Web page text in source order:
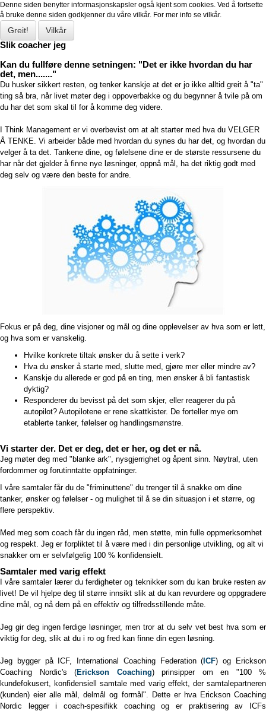
Denne siden benytter informasjonskapsler også kjent som cookies. Ved å fortsette
å bruke denne siden godkjenner du våre vilkår. For mer info se vilkår.
Greit!
Vilkår
Slik coacher jeg
Kan du fullføre denne setningen: "Det er ikke hvordan du har
det, men......."
Du husker sikkert resten, og tenker kanskje at det er jo ikke alltid greit å "ta"
ting så bra, når livet møter deg i oppoverbakke og du begynner å tvile på om
du har det som skal til for å komme deg videre.
I Think Management er vi overbevist om at alt starter med hva du VELGER
Å TENKE. Vi arbeider både med hvordan du synes du har det, og hvordan du
velger å ta det. Tankene dine, og følelsene dine er de største ressursene du
har når det gjelder å finne nye løsninger, oppnå mål, ha det riktig godt med
deg selv og være den beste for andre.
Fokus er på deg, dine visjoner og mål og dine opplevelser av hva som er lett,
og hva som er vanskelig.
Hvilke konkrete tiltak ønsker du å sette i verk?
Hva du ønsker å starte med, slutte med, gjøre mer eller mindre av?
Kanskje du allerede er god på en ting, men ønsker å bli fantastisk
dyktig?
Responderer du bevisst på det som skjer, eller reagerer du på
autopilot? Autopilotene er rene skattkister. De forteller mye om
etablerte tanker, følelser og handlingsmønstre.
Vi starter der. Det er deg, det er her, og det er nå.
Jeg møter deg med "blanke ark", nysgjerrighet og åpent sinn. Nøytral, uten
fordommer og forutinntatte oppfatninger.
I våre samtaler får du de "friminuttene" du trenger til å snakke om dine
tanker, ønsker og følelser - og mulighet til å se din situasjon i et større, og
flere perspektiv.
Med meg som coach får du ingen råd, men støtte, min fulle oppmerksomhet
og respekt. Jeg er forpliktet til å være med i din personlige utvikling, og alt vi
snakker om er selvfølgelig 100 % konfidensielt.
Samtaler med varig effekt
I våre samtaler lærer du ferdigheter og teknikker som du kan bruke resten av
livet! De vil hjelpe deg til større innsikt slik at du kan revurdere og oppgradere
dine mål, og nå dem på en effektiv og tilfredsstillende måte.
Jeg gir deg ingen ferdige løsninger, men tror at du selv vet best hva som er
viktig for deg, slik at du i ro og fred kan finne din egen løsning.
Jeg bygger på ICF, International Coaching Federation ( ICF) og Erickson
Coaching Nordic's (Erickson Coaching) prinsipper om en "100 %
kundefokusert, konfidensiell samtale med varig effekt, der samtalepartneren
(kunden) eier alle mål, delmål og formål". Dette er hva Erickson Coaching
Nordic legger i coach-spesifikk coaching og er praktisering av ICFs